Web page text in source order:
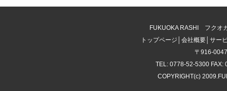
FUKUOKA RASHI フクオ
トップページ
会社概要 サー
〒916-
TEL: 0778-52-5300 FAX:
COPYRIGHT(c)